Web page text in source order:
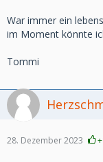
War immer ein
im Moment könnte
Tommi
28. Dezember 2023